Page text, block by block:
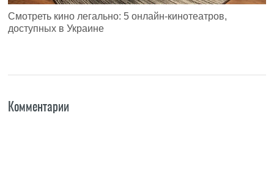
Смотреть кино легально: 5 онлайн-кинотеатров,
доступных в Украине
Комментарии